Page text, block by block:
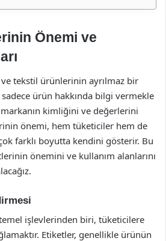
Önemi ve
tekstil ürünlerinin ayrılmaz bir
sadece ürün hakkında bilgi vermekle
kimliğini ve değerlerini
önemi, hem tüketiciler hem de
farklı boyutta kendini gösterir. Bu
önemini ve kullanım alanlarını
işlevlerinden biri, tüketicilere
Etiketler, genellikle ürünün